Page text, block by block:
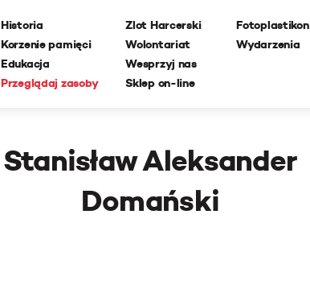
Historia
Korzenie pamięci
Edukacja
Przeglądaj zasoby
Zlot Harcerski
Wolontariat
Wesprzyj nas
Sklep on-line
Fotoplastikon
Wydarzenia
Stanisław Aleksander
Domański